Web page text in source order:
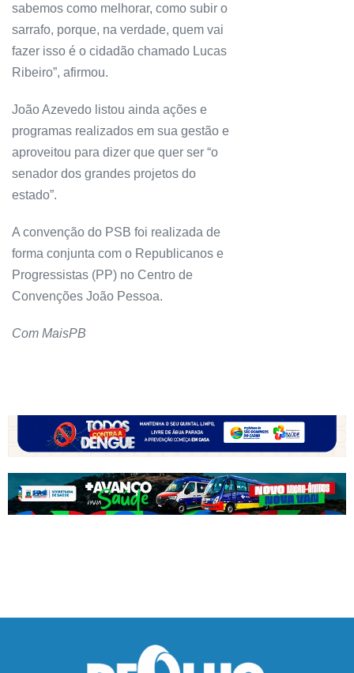
sabemos como melhorar, como subir o
sarrafo, porque, na verdade, quem vai
fazer isso é o cidadão chamado Lucas
Ribeiro”, afirmou.
João Azevedo listou ainda ações e
programas realizados em sua gestão e
aproveitou para dizer que quer ser “o
senador dos grandes projetos do
estado”.
A convenção do PSB foi realizada de
forma conjunta com o Republicanos e
Progressistas (PP) no Centro de
Convenções João Pessoa.
Com MaisPB